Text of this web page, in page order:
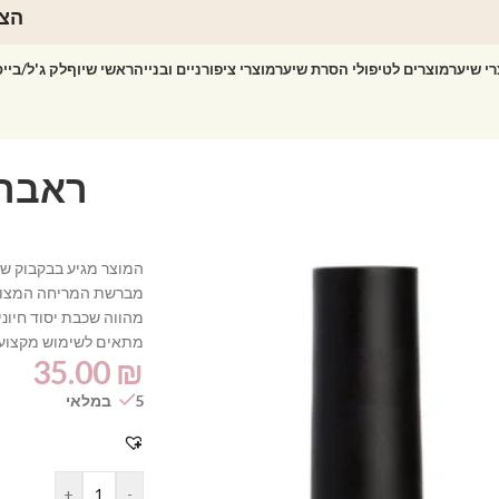
שיערמוצרים לטיפולי הסרת שיערמוצרי ציפורניים ובנייהראשי שיוףלק ג'ל/
מברשת המריחה
מהווה שכבת יסוד
מתאים לשימוש
35.00 ₪
5 במלאי
-
+